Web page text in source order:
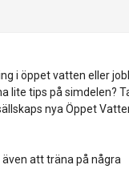
i öppet vatten eller
lite tips på simdelen?
nya Öppet
att träna på några